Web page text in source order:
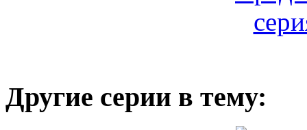
Другие серии в тему: